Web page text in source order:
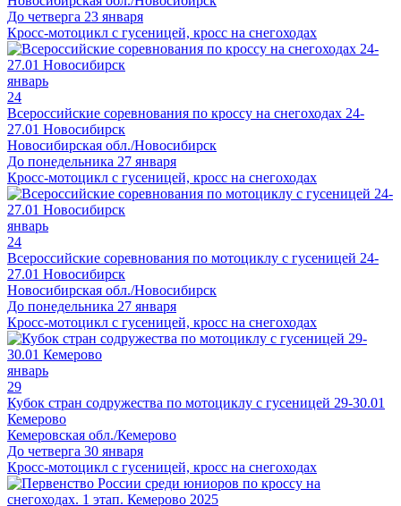
До четверга 23 января
Кросс-мотоцикл с гусеницей, кросс на снегоходах
январь
24
Всероссийские соревнования по кроссу на снегоходах 24-
27.01 Новосибирск
Новосибирская обл./Новосибирск
До понедельника 27 января
Кросс-мотоцикл с гусеницей, кросс на снегоходах
январь
24
Всероссийские соревнования по мотоциклу с гусеницей 24-
27.01 Новосибирск
Новосибирская обл./Новосибирск
До понедельника 27 января
Кросс-мотоцикл с гусеницей, кросс на снегоходах
январь
29
Кубок стран содружества по мотоциклу с гусеницей 29-30.01
Кемерово
Кемеровская обл./Кемерово
До четверга 30 января
Кросс-мотоцикл с гусеницей, кросс на снегоходах